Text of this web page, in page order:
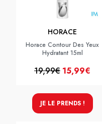
HORACE
Horace Contour Des Yeux
Hydratant 15ml
19,99€ 15,99€
JE LE PRENDS !